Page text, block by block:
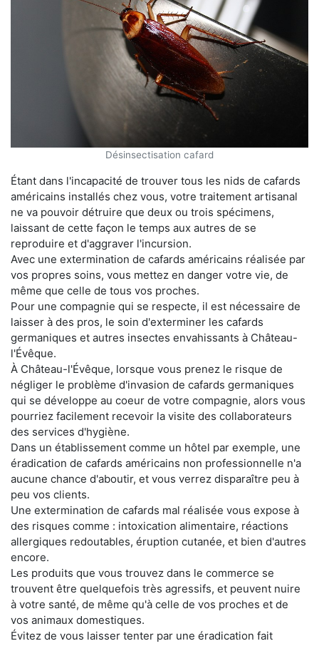
Désinsectisation cafard
Étant dans l'incapacité de trouver tous les nids de cafards
américains installés chez vous, votre traitement artisanal
ne va pouvoir détruire que deux ou trois spécimens,
laissant de cette façon le temps aux autres de se
reproduire et d'aggraver l'incursion.
Avec une extermination de cafards américains réalisée par
vos propres soins, vous mettez en danger votre vie, de
même que celle de tous vos proches.
Pour une compagnie qui se respecte, il est nécessaire de
laisser à des pros, le soin d'exterminer les cafards
germaniques et autres insectes envahissants à Château-
l'Évêque.
À Château-l'Évêque, lorsque vous prenez le risque de
négliger le problème d'invasion de cafards germaniques
qui se développe au coeur de votre compagnie, alors vous
pourriez facilement recevoir la visite des collaborateurs
des services d'hygiène.
Dans un établissement comme un hôtel par exemple, une
éradication de cafards américains non professionnelle n'a
aucune chance d'aboutir, et vous verrez disparaître peu à
peu vos clients.
Une extermination de cafards mal réalisée vous expose à
des risques comme : intoxication alimentaire, réactions
allergiques redoutables, éruption cutanée, et bien d'autres
encore.
Les produits que vous trouvez dans le commerce se
trouvent être quelquefois très agressifs, et peuvent nuire
à votre santé, de même qu'à celle de vos proches et de
vos animaux domestiques.
Évitez de vous laisser tenter par une éradication fait